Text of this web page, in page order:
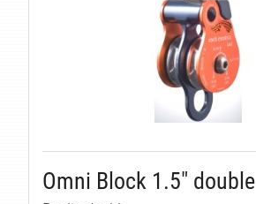
Omni Block 1.5" double